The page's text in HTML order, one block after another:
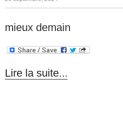
mieux demain
Lire la suite...